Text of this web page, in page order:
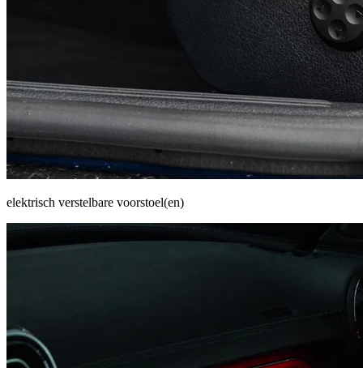
elektrisch verstelbare voorstoel(en)